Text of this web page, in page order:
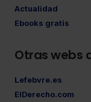
Actualidad
Ebooks gratis
Otras webs
Lefebvre.es
ElDerecho.com